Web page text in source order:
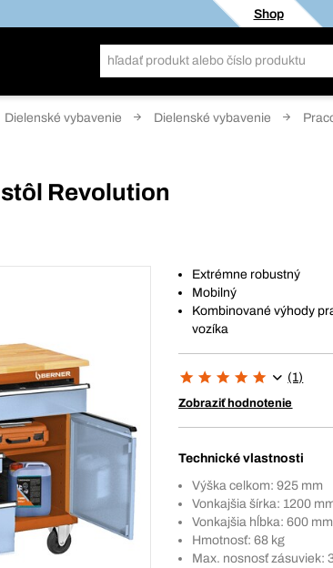
Shop
Dielenské vybavenie Dielenské vybavenie
Revolution
Extrémne robustný
Mobilný
Kombinované výhody
vozíka
(1)
Zobraziť hodnotenie
Technické vlastnosti
Výška celkom: 925 mm
Vonkajšia šírka: 1200
Vonkajšia hĺbka: 600 mm
Hmotnosť: 68 kg
Max. nosnosť zásuviek: